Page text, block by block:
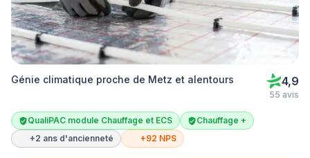
Génie climatique proche de Metz et alentours 4,9
55 avis
QualiPAC module Chauffage et ECS
Chauffage +
+2 ans d'ancienneté
+92 NPS